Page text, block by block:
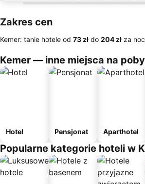
Zakres cen
Kemer: tanie hotele od ‎73 zł do ‎204 zł za
Kemer — inne miejsca na
Hotel Pensjonat Aparthotel
Popularne kategorie hoteli w